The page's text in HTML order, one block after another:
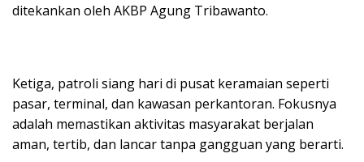
ditekankan oleh AKBP Agung Tribawanto.
Ketiga, patroli siang hari di pusat keramaian seperti
pasar, terminal, dan kawasan perkantoran. Fokusnya
adalah memastikan aktivitas masyarakat berjalan
aman, tertib, dan lancar tanpa gangguan yang berarti.